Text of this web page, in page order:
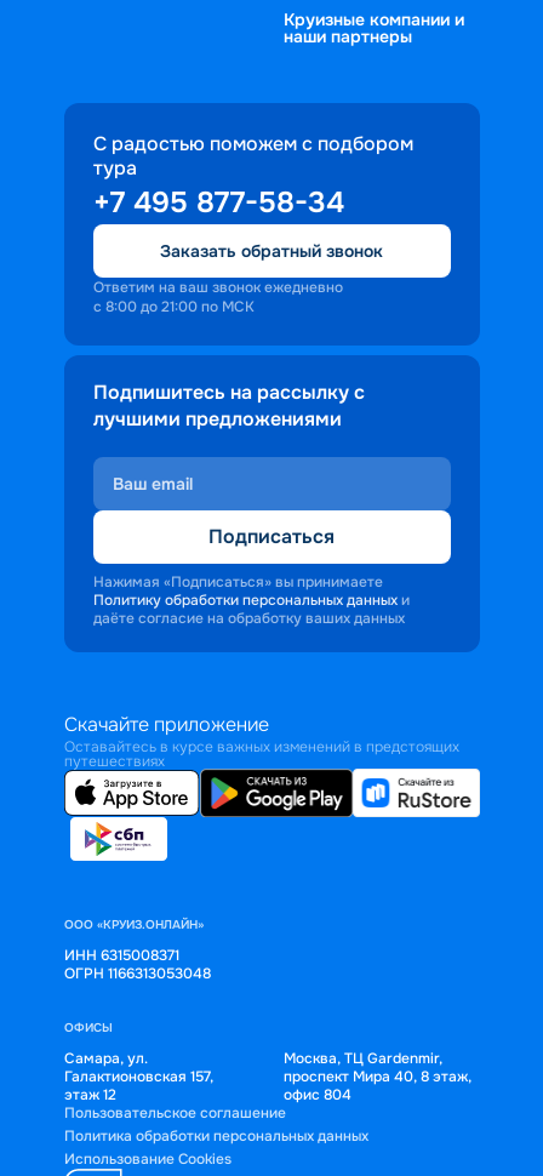
Круизные компании и
наши партнеры
С радостью поможем с подбором
тура
+7 495 877-58-34
Заказать обратный звонок
Ответим на ваш звонок ежедневно
с 8:00 до 21:00 по МСК
Подпишитесь на рассылку с
лучшими предложениями
Подписаться
Нажимая «Подписаться» вы принимаете
Политику обработки персональных данных и
даёте согласие на обработку ваших данных
Скачайте приложение
Оставайтесь в курсе важных изменений в предстоящих
путешествиях
ООО «КРУИЗ.ОНЛАЙН»
ИНН 6315008371
ОГРН 1166313053048
ОФИСЫ
Самара, ул.
Галактионовская 157,
этаж 12
Москва, ТЦ Gardenmir,
проспект Мира 40, 8 этаж,
офис 804
Пользовательское соглашение
Политика обработки персональных данных
Использование Cookies